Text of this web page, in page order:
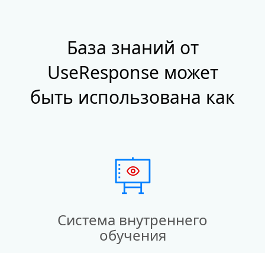
База знаний от
UseResponse может
быть использована как
Система внутреннего
обучения